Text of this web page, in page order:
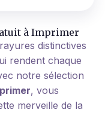
à Imprimer
distinctives
rendent chaque
notre sélection
, vous
merveille de la